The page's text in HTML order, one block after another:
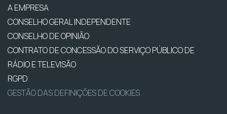
A EMPRESA
CONSELHO GERAL INDEPENDENTE
CONSELHO DE OPINIÃO
CONTRATO DE CONCESSÃO DO SERVIÇO PÚBLICO DE
RÁDIO E TELEVISÃO
RGPD
GESTÃO DAS DEFINIÇÕES DE COOKIES